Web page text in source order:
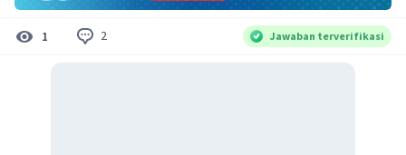
1 2 Jawaban terverifikasi